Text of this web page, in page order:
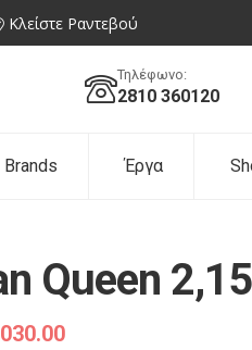
Κλείστε Ραντεβού
Τηλέφωνο:
2810 360120
Brands Έργα
Queen